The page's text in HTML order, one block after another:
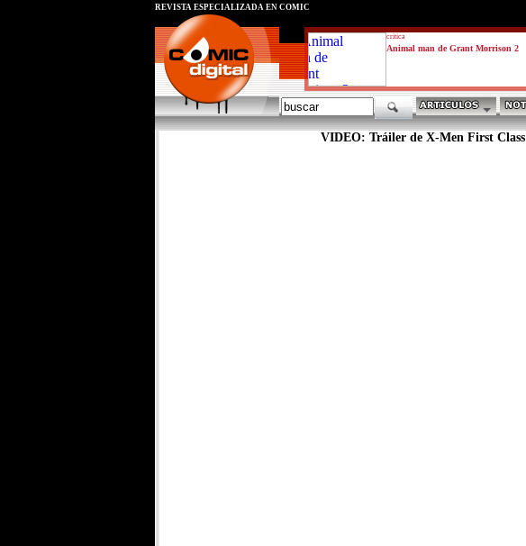
critica
Animal man de Grant Morrison 2
REVISTA ESPECIALIZADA EN CÓMIC
VIDEO: Tráiler de X-Men First Class